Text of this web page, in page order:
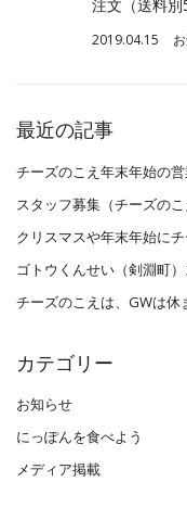
注文（送料
2019.04.15
最近の記事
チーズのこえ年末年始の
スタッフ募集（チーズのこ
クリスマスや年末年始に
ゴトウくんせい（剣淵町
チーズのこえは、GWは休
カテゴリー
お知らせ
にっぽんを食べよう
メディア掲載